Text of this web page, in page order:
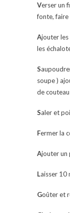
Verser un
fonte, faire
Ajouter les
les
S
soupe )
de couteau
Saler et
Fermer la
Ajouter un
Laisser 10
Goûter et